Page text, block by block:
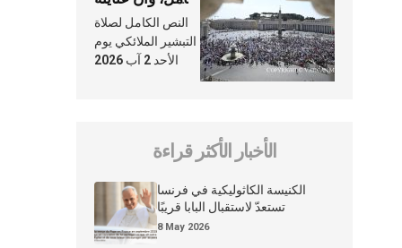
بنا لا تغيب عنّا
أبدًا
النص الكامل لصلاة
التبشير الملائكي يوم
الأحد 2 آب 2026
الأخبار الأكثر قراءة
الكنيسة الكاثوليكية في فرنسا
تستعدّ لاستقبال البابا قريبًا
8 May 2026